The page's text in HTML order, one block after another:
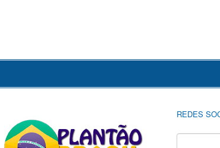
REDES